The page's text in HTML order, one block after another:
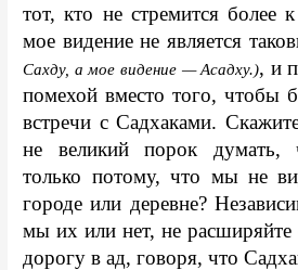
тот, кто не стремится более
мое видение не является
Сахду, а мое видение — Асадху.), и
помехой вместо того, чтобы
встречи с Садхаками.
не великий порок думать,
только потому, что мы не
городе или деревне?
мы их или нет, не
дорогу в ад, говоря, что